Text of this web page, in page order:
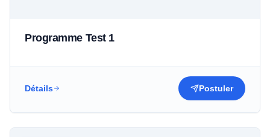
Programme Test 1
Détails Postuler